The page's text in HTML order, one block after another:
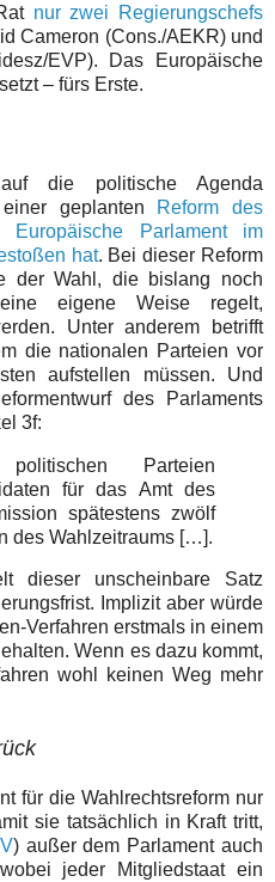
nur zwei Regierungschefs
Cameron (Cons./AEKR) und
EVP). Das Europäische
– fürs Erste.
die politische Agenda
geplanten
Reform des
Europäische Parlament im
hat. Bei dieser Reform
der Wahl, die bislang noch
eigene Weise regelt,
Unter anderem betrifft
die nationalen Parteien vor
aufstellen müssen. Und
des Parlaments
3f:
Parteien
für das Amt des
spätestens zwölf
des Wahlzeitraums […].
dieser unscheinbare Satz
Implizit aber würde
Verfahren erstmals in einem
Wenn es dazu kommt,
wohl keinen Weg mehr
für die Wahlrechtsreform nur
sie tatsächlich in Kraft tritt,
) außer dem Parlament auch
jeder Mitgliedstaat ein